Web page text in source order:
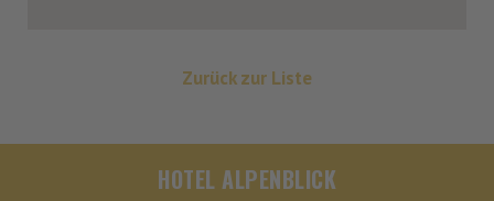
Zurück zur Liste
HOTEL ALPENBLICK